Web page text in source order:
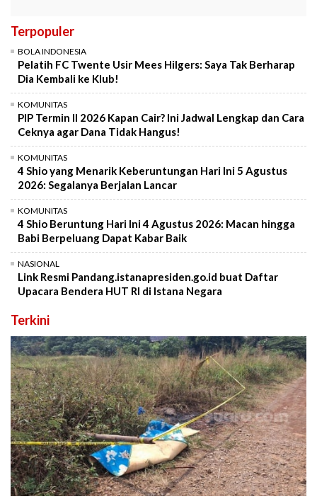
Terpopuler
BOLA INDONESIA
Pelatih FC Twente Usir Mees Hilgers: Saya Tak Berharap
Dia Kembali ke Klub!
KOMUNITAS
PIP Termin II 2026 Kapan Cair? Ini Jadwal Lengkap dan Cara
Ceknya agar Dana Tidak Hangus!
KOMUNITAS
4 Shio yang Menarik Keberuntungan Hari Ini 5 Agustus
2026: Segalanya Berjalan Lancar
KOMUNITAS
4 Shio Beruntung Hari Ini 4 Agustus 2026: Macan hingga
Babi Berpeluang Dapat Kabar Baik
NASIONAL
Link Resmi Pandang.istanapresiden.go.id buat Daftar
Upacara Bendera HUT RI di Istana Negara
Terkini